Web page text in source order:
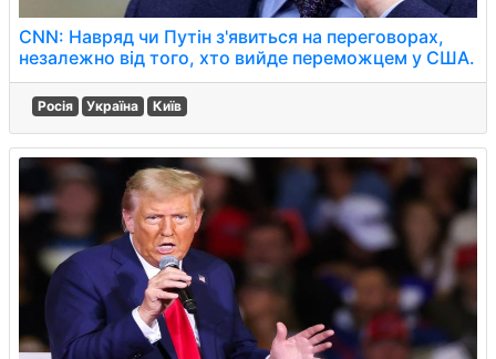
CNN: Навряд чи Путін з'явиться на переговорах,
незалежно від того, хто вийде переможцем у США.
Росія Україна Київ